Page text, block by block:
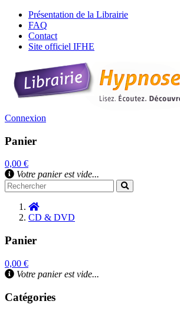
Présentation de la Librairie
FAQ
Contact
Site officiel IFHE
Connexion
Panier
0,00 €
Votre panier est vide...
CD & DVD
Panier
0,00 €
Votre panier est vide...
Catégories